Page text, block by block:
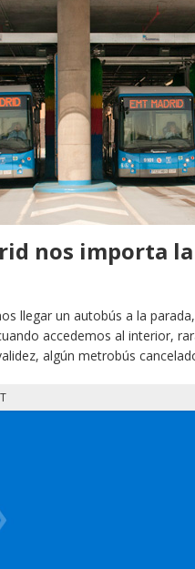
nos importa
llegar un autobús a la
accedemos al interior,
algún metrobús